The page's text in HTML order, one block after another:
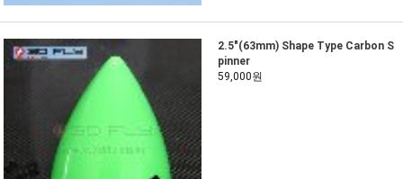
2.5"(63mm) Shape Type Carbon S
pinner
59,000원